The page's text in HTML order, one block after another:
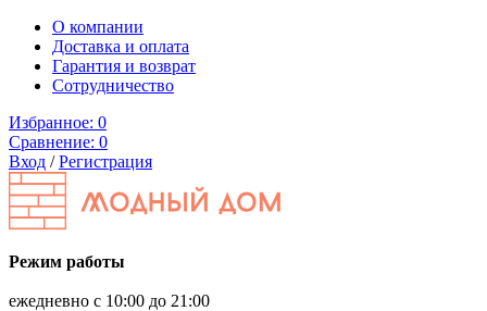
О компании
Доставка и оплата
Гарантия и возврат
Сотрудничество
Избранное: 0
Сравнение: 0
Вход /Регистрация
Режим работы
ежедневно с 10:00 до 21:00